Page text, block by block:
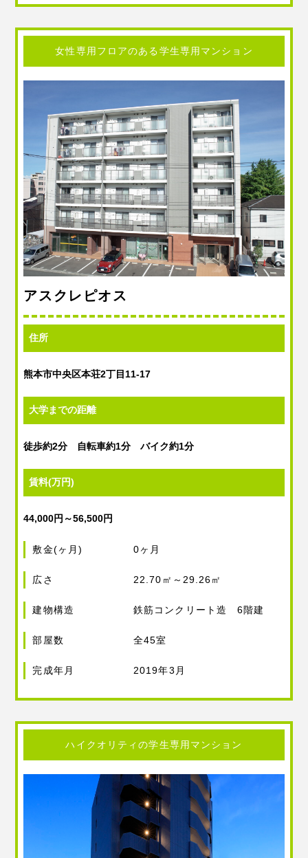
女性専用フロアのある学生専用マンション
アスクレピオス
住所
熊本市中央区本荘2丁目11-17
大学までの距離
徒歩約2分 自転車約1分 バイク約1分
賃料(万円)
44,000円～56,500円
敷金(ヶ月) 0ヶ月
広さ 22.70㎡～29.26㎡
建物構造 鉄筋コンクリート造 6階建
部屋数 全45室
完成年月 2019年3月
ハイクオリティの学生専用マンション